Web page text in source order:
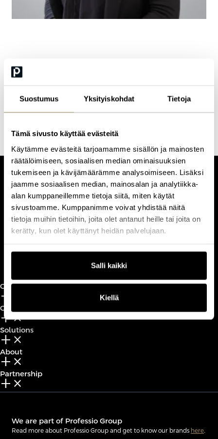
Suostumus Yksityiskohdat Tietoja
Tämä sivusto käyttää evästeitä
Käytämme evästeitä tarjoamamme sisällön ja mainosten
räätälöimiseen, sosiaalisen median ominaisuuksien
tukemiseen ja kävijämäärämme analysoimiseen. Lisäksi
jaamme sosiaalisen median, mainosalan ja analytiikka-
alan kumppaneillemme tietoja siitä, miten käytät
sivustoamme. Kumppanimme voivat yhdistää näitä
tietoja muihin tietoihin, joita olet antanut heille tai joita on
kerätty, kun olet käyttänyt heidän palvelujaan.
Salli kaikki
Kiellä
Communication
CUSTOMERCARE
Keilaranta 1 A, 02150 Espoo
+358 (0)20 780 6220
customerservice@professio.fi
Book a call
CxO Circles
add_2
CxO Academy
add_2close
Solutions
add_2 close
About
add_2 close
Partnership
add_2 close
We are part of Professio Group
Read more about Professio Group and get to know our brands here.